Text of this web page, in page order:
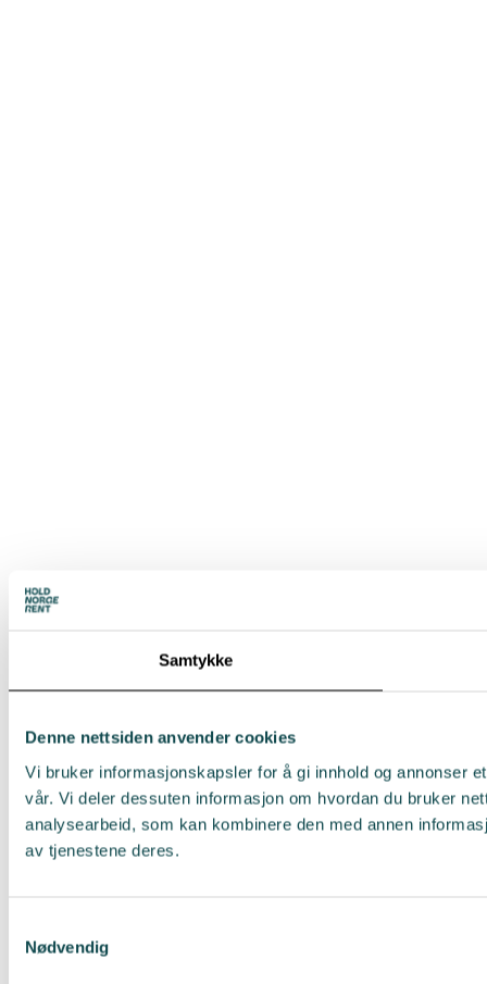
Samtykke
Denne nettsiden anvender cookies
Vi bruker informasjonskapsler for å gi innhold og annonser
vår. Vi deler dessuten informasjon om hvordan du bruker
analysearbeid, som kan kombinere den med annen
av tjenestene deres.
Nødvendig